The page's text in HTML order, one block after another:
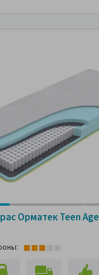
Орматек Teen Age